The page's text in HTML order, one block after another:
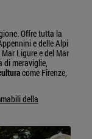
Offre tutta la
e delle Alpi
Ligure e del Mar
di meraviglie,
come Firenze,
della